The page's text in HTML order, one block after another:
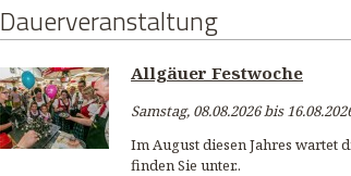
Dauerveranstaltung
Allgäuer Festwoche
Samstag, 08.08.2026 bis
Im August diesen Jahres wartet
finden Sie unter..